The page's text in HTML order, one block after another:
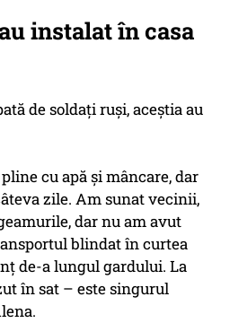
instalat în casa
de soldați ruși, aceștia au
cu apă și mâncare, dar
zile. Am sunat vecinii,
dar nu am avut
blindat în curtea
de-a lungul gardului. La
în sat – este singurul